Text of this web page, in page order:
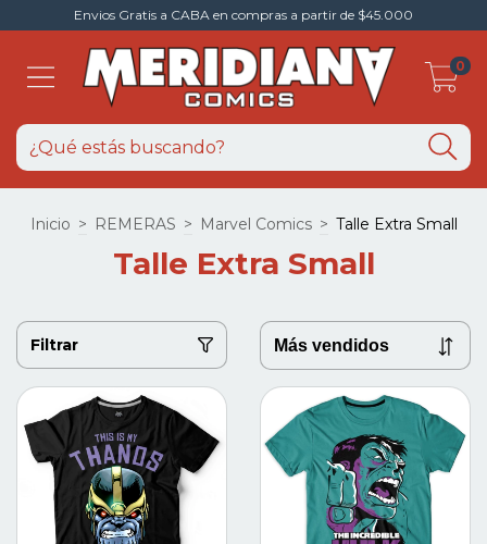
Envios Gratis a CABA en compras a partir de $45.000
0
Inicio > REMERAS > Marvel Comics > Talle Extra Small
Talle Extra Small
Filtrar